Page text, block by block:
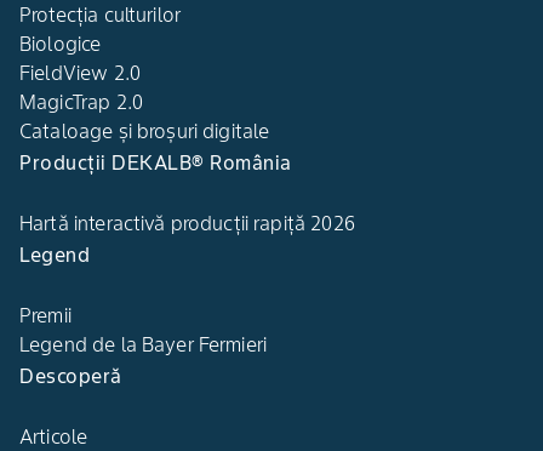
Protecția culturilor
Biologice
FieldView 2.0
MagicTrap 2.0
Cataloage și broșuri digitale
Producții DEKALB® România
Hartă interactivă producții rapiță 2026
Legend
Premii
Legend de la Bayer Fermieri
Descoperă
Articole